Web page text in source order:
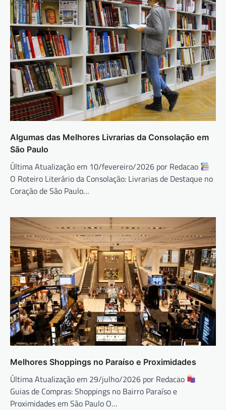
Algumas das Melhores Livrarias da Consolação em
São Paulo
Última Atualização em 10/fevereiro/2026 por Redacao
O Roteiro Literário da Consolação: Livrarias de Destaque no
Coração de São Paulo…
Melhores Shoppings no Paraíso e Proximidades
Última Atualização em 29/julho/2026 por Redacao
Guias de Compras: Shoppings no Bairro Paraíso e
Proximidades em São Paulo O…